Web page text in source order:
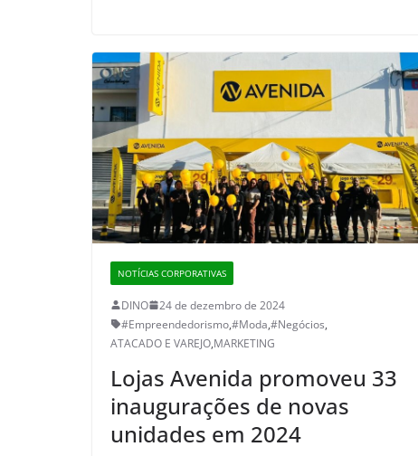
NOTÍCIAS CORPORATIVAS
DINO
24 de dezembro de 2024
#Empreendedorismo,#Moda,#Negócios,
ATACADO E VAREJO,MARKETING
Lojas Avenida promoveu 33
inaugurações de novas
unidades em 2024